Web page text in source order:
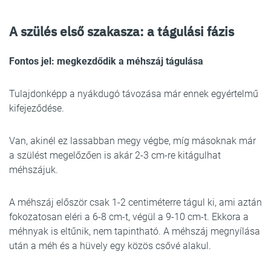
A szülés első szakasza: a tágulási fázis
Fontos jel: megkezdődik a méhszáj tágulása
Tulajdonképp a nyákdugó távozása már ennek egyértelmű
kifejeződése.
Van, akinél ez lassabban megy végbe, míg másoknak már
a szülést megelőzően is akár 2-3 cm-re kitágulhat
méhszájuk.
A méhszáj először csak 1-2 centiméterre tágul ki, ami aztán
fokozatosan eléri a 6-8 cm-t, végül a 9-10 cm-t. Ekkora a
méhnyak is eltűnik, nem tapintható. A méhszáj megnyílása
után a méh és a hüvely egy közös csővé alakul.